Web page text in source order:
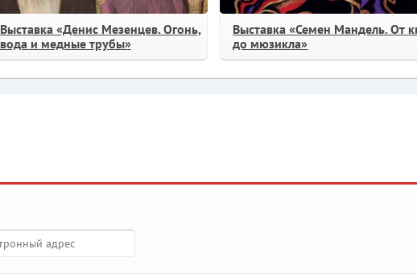
Выставка «Денис Мезенцев. Огонь,
вода и медные трубы»
Выставка «Семен Мандель. От
до мюзикла»